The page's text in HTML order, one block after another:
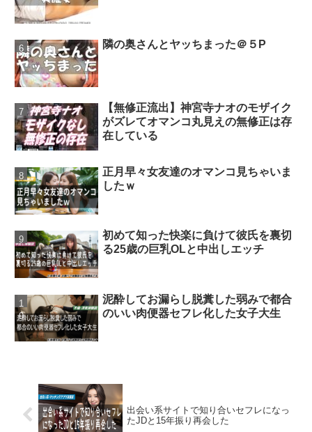
隣の奥さんとヤッちまった＠５P
【無修正流出】神宮寺ナオのモザイク
がズレてオマンコ丸見えの無修正は存
在している
正月早々女友達のオマンコ見ちゃいま
したｗ
初めて知った快楽に負けて彼氏を裏切
る25歳の巨乳OLと中出しエッチ
泥酔してお漏らし脱糞した弱みで都合
のいい肉便器セフレ化した女子大生
出会い系サイトで知り合いセフレになっ
たJDと15年振り再会した